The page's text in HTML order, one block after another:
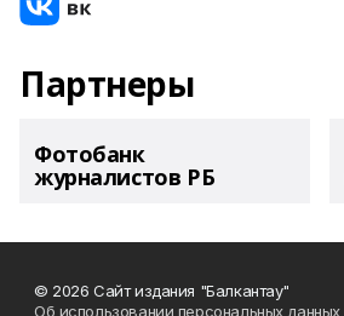
Партнеры
Фотобанк
журналистов РБ
© 2026 Сайт издания "Балкантау"
Об использовании персональных данных